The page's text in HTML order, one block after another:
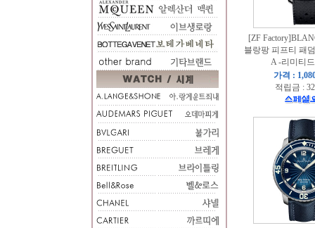
[ZF
블랑팡 피프티 패
A -리미티
가격 :
적립금 :